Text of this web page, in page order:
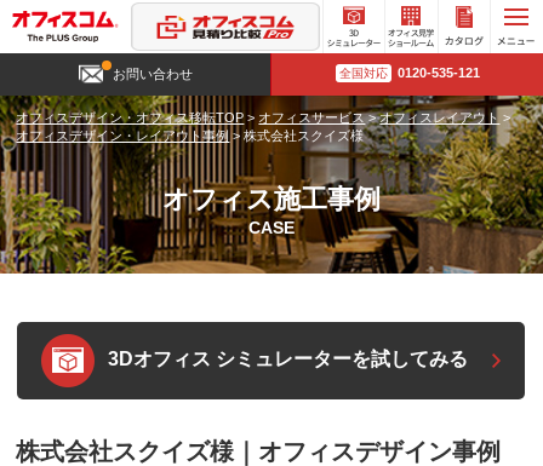
3D
シミュ
レータ
ー
オフィ
ス見学
ショー
ルーム
お問い合わせ 全国対応 0120-535-121
オフィスデザイン・オフィス移転TOP > オフィスサービス>オフィスレイアウト >
オフィスデザイン・レイアウト事例 >株式会社スクイズ様
オフィス施工事例
CASE
3Dオフィス シミュレーターを試してみる
株式会社スクイズ様｜オフィスデザイン事例